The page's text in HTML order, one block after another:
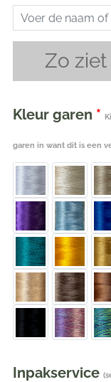
Zo
Kleur garen *
garen in want dit is een
Inpakservice